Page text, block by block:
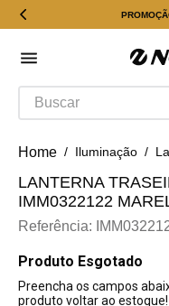
Buscar
Iluminação
LANTERNA
IMM0322122
Referência: